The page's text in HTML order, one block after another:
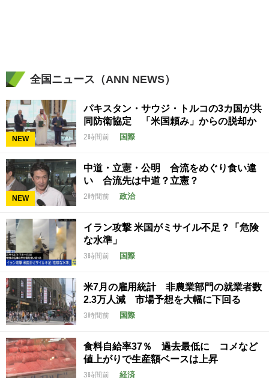
全国ニュース（ANN NEWS）
NEW
パキスタン・サウジ・トルコの3カ国が共
同防衛協定 「米国頼み」からの脱却か
2時間前 国際
NEW
中道・立憲・公明 合流をめぐり食い違
い 合流先は中道？立憲？
2時間前 政治
イラン攻撃 米国がミサイル不足？「危険
な水準」
3時間前 国際
米7月の雇用統計 非農業部門の就業者数
2.3万人減 市場予想を大幅に下回る
3時間前 国際
食料自給率37％ 過去最低に コメなど
値上がりで生産額ベースは上昇
3時間前 経済